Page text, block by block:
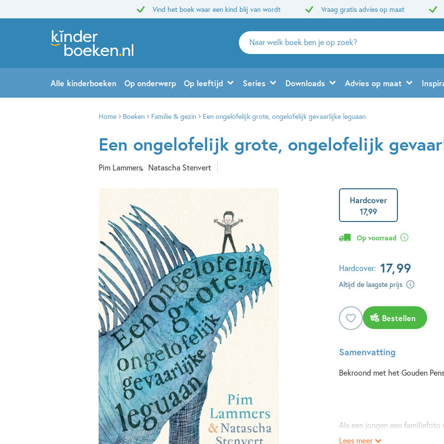
Vind het boek waar een kind blij van wordt Vraag gratis advies op maat
Zoeken
naar
en
uitgevers
Alle kinderboeken Op onderwerp Op leeftijd Series Downloads Advies op maat
Home Boeken Familie & gezin Een ongelofelijk grote, ongelofelijk gevaarlijke leguaan
Een ongelofelijk grote, ongelofelijk
Pim Lammers Natascha Stenvert
Hardcover
17,99
Op voorraad
Hardcover: 17,99
Altijd de laagste prijs
Bestellen
Samenvatting
Bekroond met het Gouden
Als een jongen een
tekening te maken. Hij verzint
Lees meer